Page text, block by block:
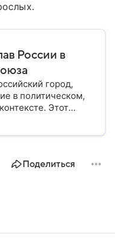
России в
город,
в политическом,
Этот
сердце Европы,
Поделиться